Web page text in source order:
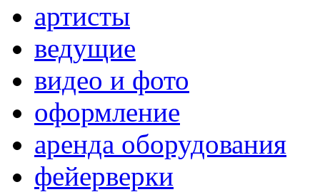
артисты
ведущие
видео и фото
оформление
аренда оборудования
фейерверки